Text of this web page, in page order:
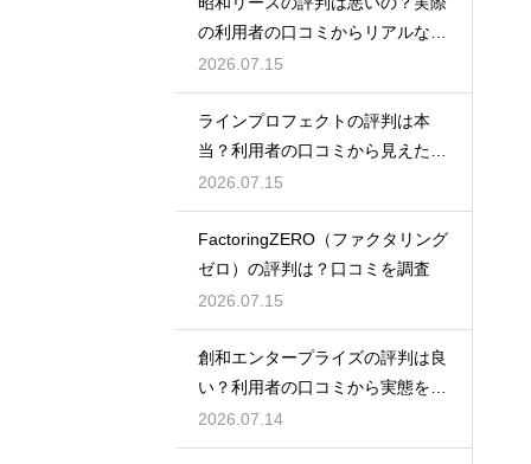
の利用者の口コミからリアルな実
態検証
2026.07.15
ラインプロフェクトの評判は本
当？利用者の口コミから見えた実
態検証
2026.07.15
FactoringZERO（ファクタリング
ゼロ）の評判は？口コミを調査
2026.07.15
創和エンタープライズの評判は良
い？利用者の口コミから実態を徹
底解説
2026.07.14